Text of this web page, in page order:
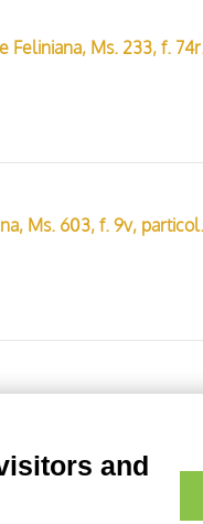
Anonimo
Anonimo
and